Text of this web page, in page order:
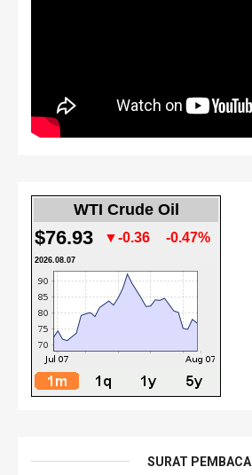
WTI Crude Oil
$76.93 ▼-0.36 -0.47%
2026.08.07
SURAT PEMBACA